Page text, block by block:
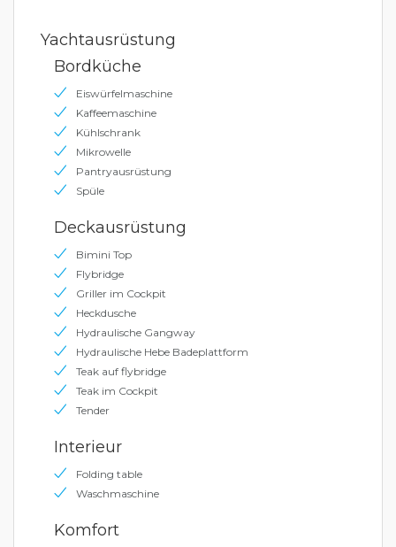
Yachtausrüstung
Bordküche
Eiswürfelmaschine
Kaffeemaschine
Kühlschrank
Mikrowelle
Pantryausrüstung
Spüle
Deckausrüstung
Bimini Top
Flybridge
Griller im Cockpit
Heckdusche
Hydraulische Gangway
Hydraulische Hebe Badeplattform
Teak auf flybridge
Teak im Cockpit
Tender
Interieur
Folding table
Waschmaschine
Komfort